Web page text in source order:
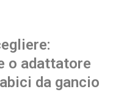
o adattatore
da gancio